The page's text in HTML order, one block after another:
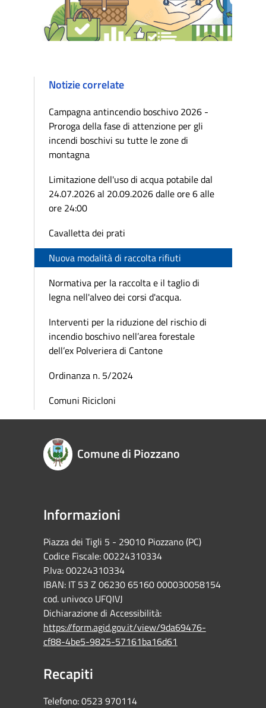
Notizie correlate
Campagna antincendio boschivo 2026 -
Proroga della fase di attenzione per gli
incendi boschivi su tutte le zone di
montagna
Limitazione dell'uso di acqua potabile dal
24.07.2026 al 20.09.2026 dalle ore 6 alle
ore 24:00
Cavalletta dei prati
Nuova modalità di raccolta rifiuti
Normativa per la raccolta e il taglio di
legna nell'alveo dei corsi d'acqua.
Interventi per la riduzione del rischio di
incendio boschivo nell’area forestale
dell’ex Polveriera di Cantone
Ordinanza n. 5/2024
Comuni Ricicloni
Comune di Piozzano
Informazioni
Piazza dei Tigli 5 - 29010 Piozzano (PC)
Codice Fiscale: 00224310334
P.Iva: 00224310334
IBAN: IT 53 Z 06230 65160 000030058154
cod. univoco UFQIVJ
Dichiarazione di Accessibilità:
https://form.agid.gov.it/view/9da69476-
cf88-4be5-9825-57161ba16d61
Recapiti
Telefono:0523 970114